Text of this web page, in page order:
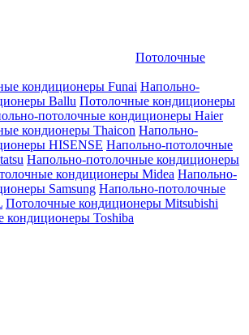
Потолочные
кондиционеры Funai Напольно-
Ballu Потолочные кондиционеры
потолочные кондиционеры Haier
кондионеры Thaicon Напольно-
HISENSE Напольно-потолочные
Напольно-потолочные кондиционеры
кондиционеры Midea Напольно-
Samsung Напольно-потолочные
Потолочные кондиционеры Mitsubishi
кондиционеры Toshiba